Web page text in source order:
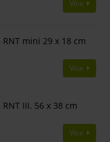
Více
mini 29 x 18 cm
Více
III. 56 x 38 cm
Více